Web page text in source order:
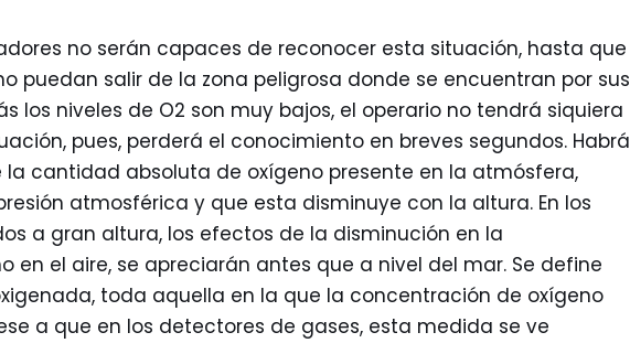
no serán capaces de reconocer esta situación, hasta que
puedan salir de la zona peligrosa donde se encuentran por sus
los niveles de O2 son muy bajos, el operario no tendrá siquiera
pues, perderá el conocimiento en breves segundos. Habrá
cantidad absoluta de oxígeno presente en la atmósfera,
atmosférica y que esta disminuye con la altura. En los
a gran altura, los efectos de la disminución en la
en el aire, se apreciarán antes que a nivel del mar. Se define
toda aquella en la que la concentración de oxígeno
a que en los detectores de gases, esta medida se ve